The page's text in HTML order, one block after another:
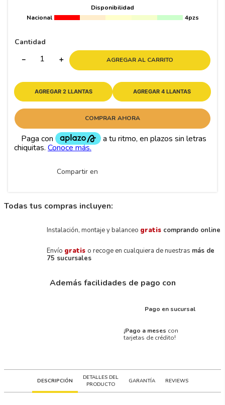
Disponibilidad
Nacional
4pzs
Cantidad
＋
－ AGREGAR AL CARRITO
AGREGAR 2 LLANTAS AGREGAR 4 LLANTAS
COMPRAR AHORA
Compartir en
Todas tus compras incluyen:
Instalación, montaje y balanceo gratis comprando online
Envío gratis o recoge en cualquiera de nuestras más de
75 sucursales
Además facilidades de pago con
Pago en sucursal
¡Pago a meses con
tarjetas de crédito!
DESCRIPCIÓN
DETALLES DEL
PRODUCTO
GARANTÍA REVIEWS